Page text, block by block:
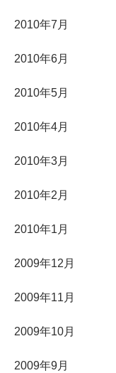
2010年7月
2010年6月
2010年5月
2010年4月
2010年3月
2010年2月
2010年1月
2009年12月
2009年11月
2009年10月
2009年9月